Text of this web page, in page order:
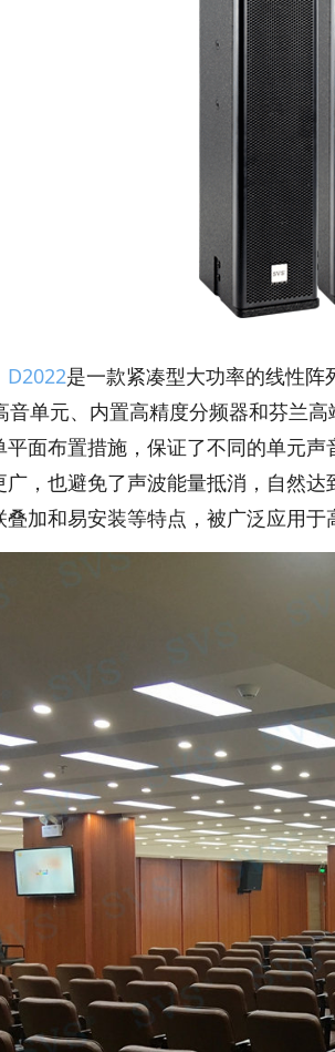
D2022是一款紧凑型大功率的线性
音单元、内置高精度分频器和芬兰
平面布置措施，保证了不同的单元
广，也避免了声波能量抵消，自然
叠加和易安装等特点，被广泛应用于